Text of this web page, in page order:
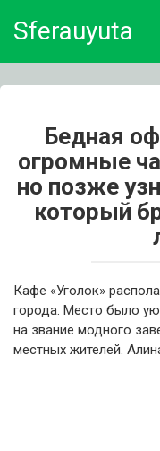
Sferauyuta
Бедная
огромные
но позже
который
Кафе «Уголок»
города. Место было
на звание модного
местных жителей.